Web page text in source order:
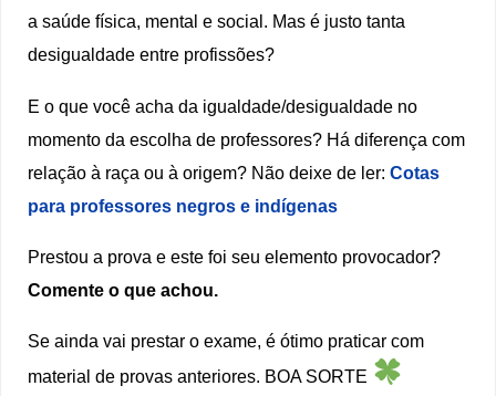
a saúde física, mental e social. Mas é justo tanta
desigualdade entre profissões?
E o que você acha da igualdade/desigualdade no
momento da escolha de professores? Há diferença com
relação à raça ou à origem? Não deixe de ler:Cotas
para professores negros e indígenas
Prestou a prova e este foi seu elemento provocador?
Comente o que achou.
Se ainda vai prestar o exame, é ótimo praticar com
material de provas anteriores. BOA SORTE